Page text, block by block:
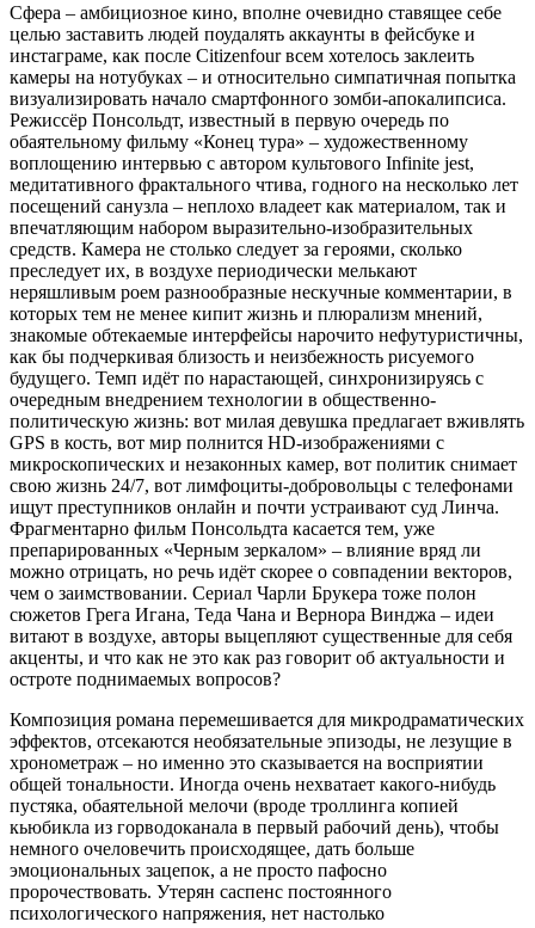
Сфера – амбициозное кино, вполне очевидно ставящее себе
целью заставить людей поудалять аккаунты в фейсбуке и
инстаграме, как после Citizenfour всем хотелось заклеить
камеры на нотубуках – и относительно симпатичная попытка
визуализировать начало смартфонного зомби-апокалипсиса.
Режиссёр Понсольдт, известный в первую очередь по
обаятельному фильму «Конец тура» – художественному
воплощению интервью с автором культового Infinite jest,
медитативного фрактального чтива, годного на несколько лет
посещений санузла – неплохо владеет как материалом, так и
впечатляющим набором выразительно-изобразительных
средств. Камера не столько следует за героями, сколько
преследует их, в воздухе периодически мелькают
неряшливым роем разнообразные нескучные комментарии, в
которых тем не менее кипит жизнь и плюрализм мнений,
знакомые обтекаемые интерфейсы нарочито нефутуристичны,
как бы подчеркивая близость и неизбежность рисуемого
будущего. Темп идёт по нарастающей, синхронизируясь с
очередным внедрением технологии в общественно-
политическую жизнь: вот милая девушка предлагает вживлять
GPS в кость, вот мир полнится HD-изображениями с
микроскопических и незаконных камер, вот политик снимает
свою жизнь 24/7, вот лимфоциты-добровольцы с телефонами
ищут преступников онлайн и почти устраивают суд Линча.
Фрагментарно фильм Понсольдта касается тем, уже
препарированных «Черным зеркалом» – влияние вряд ли
можно отрицать, но речь идёт скорее о совпадении векторов,
чем о заимствовании. Сериал Чарли Брукера тоже полон
сюжетов Грега Игана, Теда Чана и Вернора Винджа – идеи
витают в воздухе, авторы выцепляют существенные для себя
акценты, и что как не это как раз говорит об актуальности и
остроте поднимаемых вопросов?
Композиция романа перемешивается для микродраматических
эффектов, отсекаются необязательные эпизоды, не лезущие в
хронометраж – но именно это сказывается на восприятии
общей тональности. Иногда очень нехватает какого-нибудь
пустяка, обаятельной мелочи (вроде троллинга копией
кьюбикла из горводоканала в первый рабочий день), чтобы
немного очеловечить происходящее, дать больше
эмоциональных зацепок, а не просто пафосно
пророчествовать. Утерян саспенс постоянного
психологического напряжения, нет настолько